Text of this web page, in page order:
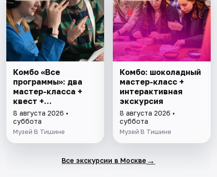
Комбо «Все
программы»: два
мастер-класса +
квест +
интерактивная
экскурсия
8 августа 2026 •
суббота
Музей В Тишине
Комбо: шоколадный
мастер-класс +
интерактивная
экскурсия
8 августа 2026 •
суббота
Музей В Тишине
Все экскурсии в Москве →